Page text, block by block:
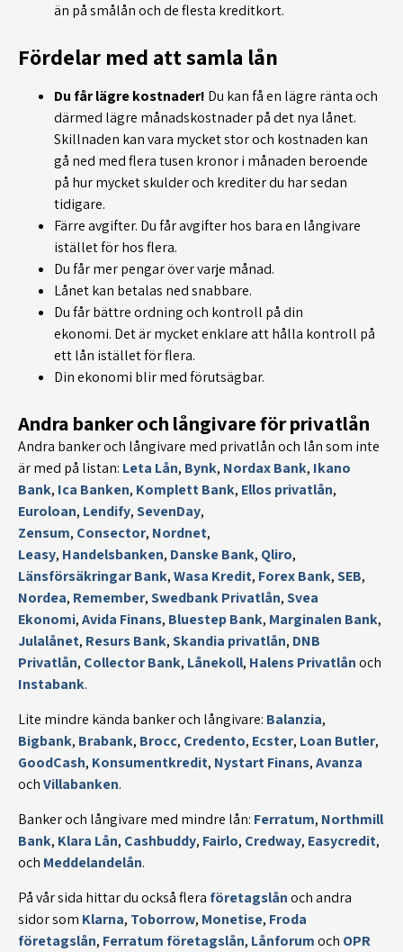
än på smålån och de flesta kreditkort.
Fördelar med att samla lån
Du får lägre kostnader! Du kan få en lägre ränta och
därmed lägre månadskostnader på det nya lånet.
Skillnaden kan vara mycket stor och kostnaden kan
gå ned med flera tusen kronor i månaden beroende
på hur mycket skulder och krediter du har sedan
tidigare.
Färre avgifter. Du får avgifter hos bara en långivare
istället för hos flera.
Du får mer pengar över varje månad.
Lånet kan betalas ned snabbare.
Du får bättre ordning och kontroll på din
ekonomi. Det är mycket enklare att hålla kontroll på
ett lån istället för flera.
Din ekonomi blir med förutsägbar.
Andra banker och långivare för privatlån
Andra banker och långivare med privatlån och lån som inte
är med på listan: Leta Lån, Bynk, Nordax Bank, Ikano
Bank, Ica Banken, Komplett Bank, Ellos privatlån,
Euroloan, Lendify,SevenDay,
Zensum, Consector, Nordnet,
Leasy, Handelsbanken, Danske Bank, Qliro,
Länsförsäkringar Bank,Wasa Kredit, Forex Bank,SEB,
Nordea, Remember,Swedbank Privatlån,Svea
Ekonomi,Avida Finans, Bluestep Bank, Marginalen Bank,
Julalånet, Resurs Bank,Skandia privatlån, DNB
Privatlån, Collector Bank, Lånekoll, Halens Privatlånoch
Instabank.
Lite mindre kända banker och långivare: Balanzia,
Bigbank, Brabank, Brocc, Credento, Ecster, Loan Butler,
GoodCash, Konsumentkredit, Nystart Finans,Avanza
ochVillabanken.
Banker och långivare med mindre lån: Ferratum, Northmill
Bank, Klara Lån, Cashbuddy, Fairlo, Credway, Easycredit,
och Meddelandelån.
På vår sida hittar du också flera företagslånoch andra
sidor som Klarna, Toborrow, Monetise, Froda
företagslån, Ferratum företagslån, Lånforumoch OPR